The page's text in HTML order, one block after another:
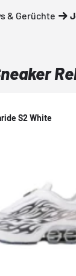
& Gerüchte
S2 White